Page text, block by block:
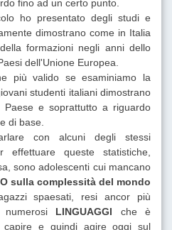
fino ad un certo punto.
ho presentato degli studi e
dimostrano come in Italia
formazioni negli anni dello
dell'Unione Europea.
più valido se esaminiamo la
studenti italiani dimostrano
e soprattutto a riguardo
di base.
con alcuni degli stessi
effettuare queste statistiche,
sono adolescenti cui mancano
sulla complessità del mondo
spaesati, resi ancor più
LINGUAGGI che è
capire e quindi agire oggi sul